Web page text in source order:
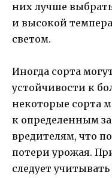
них лучше
и высокой
светом.
Иногда сорта
устойчивости к
некоторые сорта
к определенным
вредителям, что
потери урожая.
следует